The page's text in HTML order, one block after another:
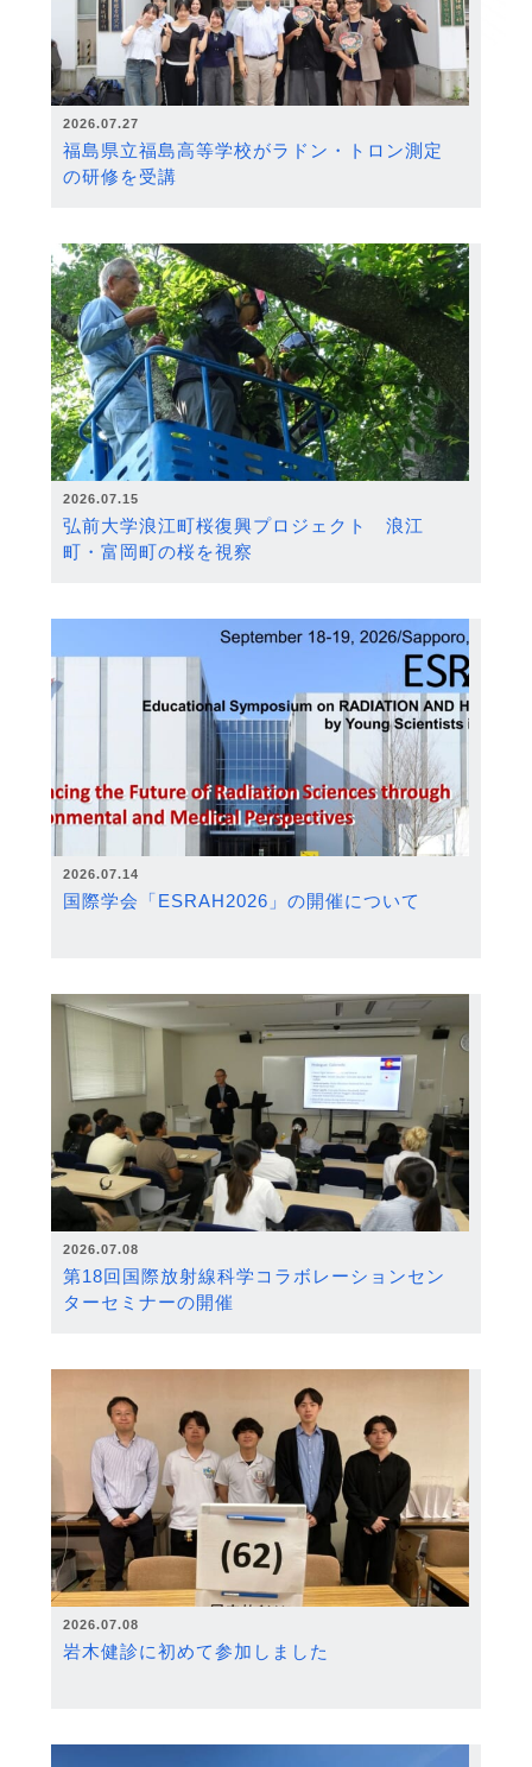
2026.07.27
福島県立福島高等学校がラドン・トロン測定
の研修を受講
2026.07.15
弘前大学浪江町桜復興プロジェクト 浪江
町・富岡町の桜を視察
2026.07.14
国際学会「ESRAH2026」の開催について
2026.07.08
第18回国際放射線科学コラボレーションセン
ターセミナーの開催
2026.07.08
岩木健診に初めて参加しました